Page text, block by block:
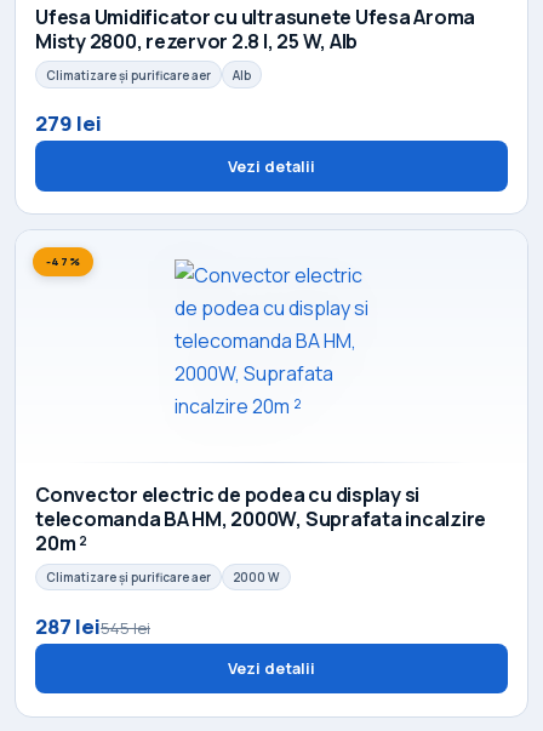
Ufesa Umidificator cu ultrasunete Ufesa Aroma
Misty 2800, rezervor 2.8 l, 25 W, Alb
Climatizare și purificare aer Alb
279 lei
Vezi detalii
-47%
Convector electric de podea cu display si
telecomanda BA HM, 2000W, Suprafata incalzire
20m ²
Climatizare și purificare aer 2000 W
287 lei545 lei
Vezi detalii